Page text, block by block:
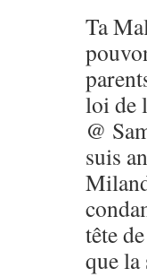
Ta
loi de
@
suis
tête
que la